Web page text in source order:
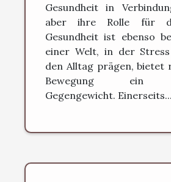
Gesundheit in
aber ihre Rolle für
Gesundheit ist ebenso
einer Welt, in der
den Alltag prägen, bietet
Bewegung ein
Gegengewicht. Einerseits...